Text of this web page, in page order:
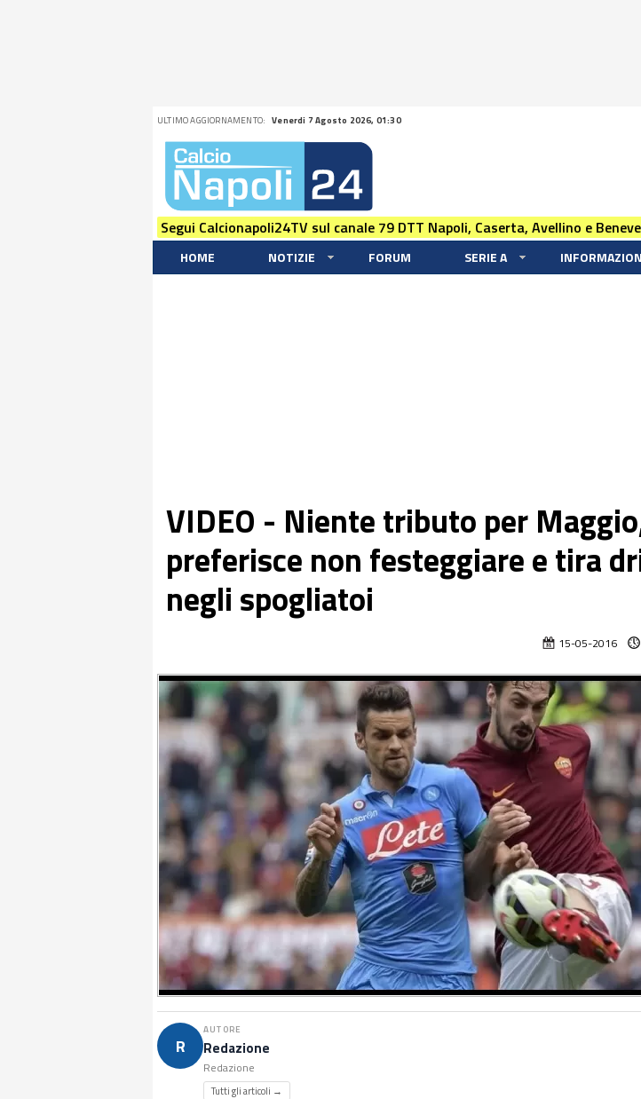
ULTIMO AGGIORNAMENTO: Venerdi 7 Agosto 2026, 01:30
Segui Calcionapoli24TV sul canale 79 DTT Napoli, Caserta, Avellino e
HOME NOTIZIE FORUM SERIE A
VIDEO - Niente tributo per
preferisce non festeggiare e tira
negli spogliatoi
15-05-2016
R
AUTORE
Redazione
Redazione
Tutti gli articoli →